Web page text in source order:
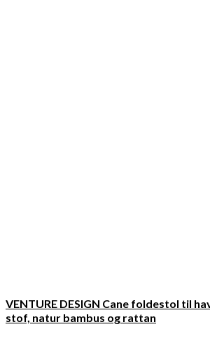
VENTURE DESIGN Cane foldestol til
stof, natur bambus og rattan